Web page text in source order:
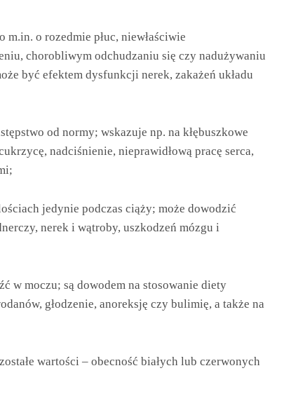
o rozedmie płuc, niewłaściwie
chorobliwym odchudzaniu się czy nadużywaniu
być efektem dysfunkcji nerek, zakażeń układu
od normy; wskazuje np. na kłębuszkowe
nadciśnienie, nieprawidłową pracę serca,
jedynie podczas ciąży; może dowodzić
nerek i wątroby, uszkodzeń mózgu i
w moczu; są dowodem na stosowanie diety
głodzenie, anoreksję czy bulimię, a także na
wartości – obecność białych lub czerwonych